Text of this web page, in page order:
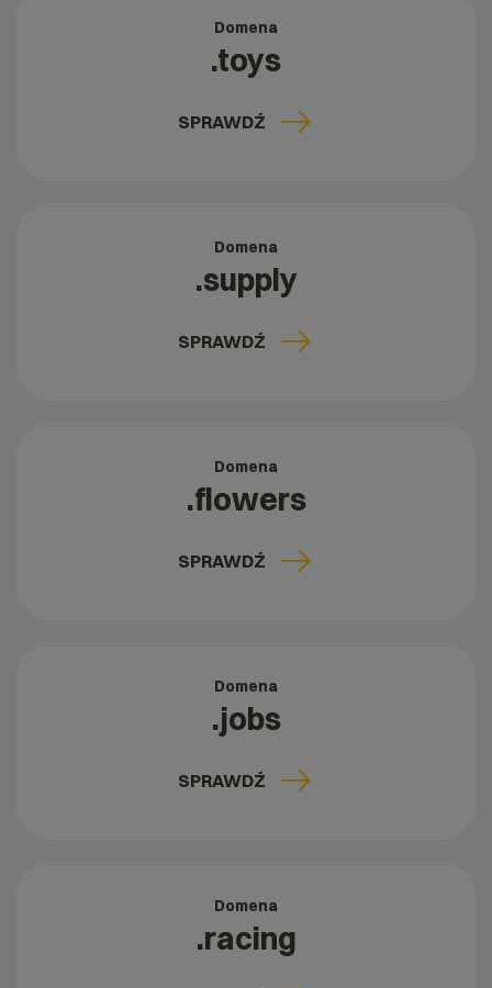
Domena
.toys
SPRAWDŹ
Domena
.supply
SPRAWDŹ
Domena
.flowers
SPRAWDŹ
Domena
.jobs
SPRAWDŹ
Domena
.racing